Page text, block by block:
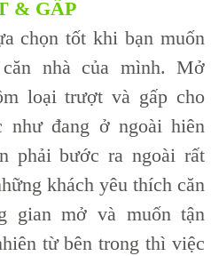
& GẤP
chọn tốt khi bạn muốn
nhà của mình. Mở
loại trượt và gấp cho
như đang ở ngoài hiên
phải bước ra ngoài rất
khách yêu thích căn
gian mở và muốn tận
từ bên trong thì việc